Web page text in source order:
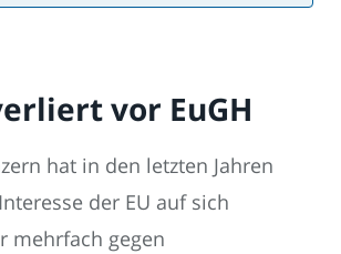
vor EuGH
hat in den letzten Jahren
der EU auf sich
mehrfach gegen